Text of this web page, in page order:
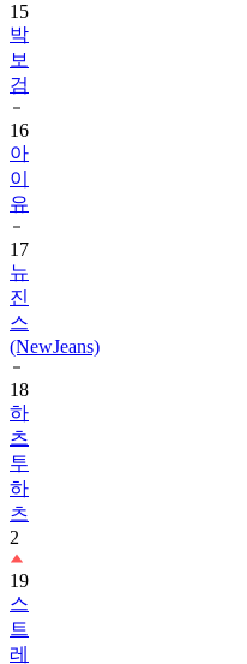
15
박
보
검
16
아
이
유
17
뉴
진
스
(NewJeans)
18
하
츠
투
하
츠
2
19
스
트
레